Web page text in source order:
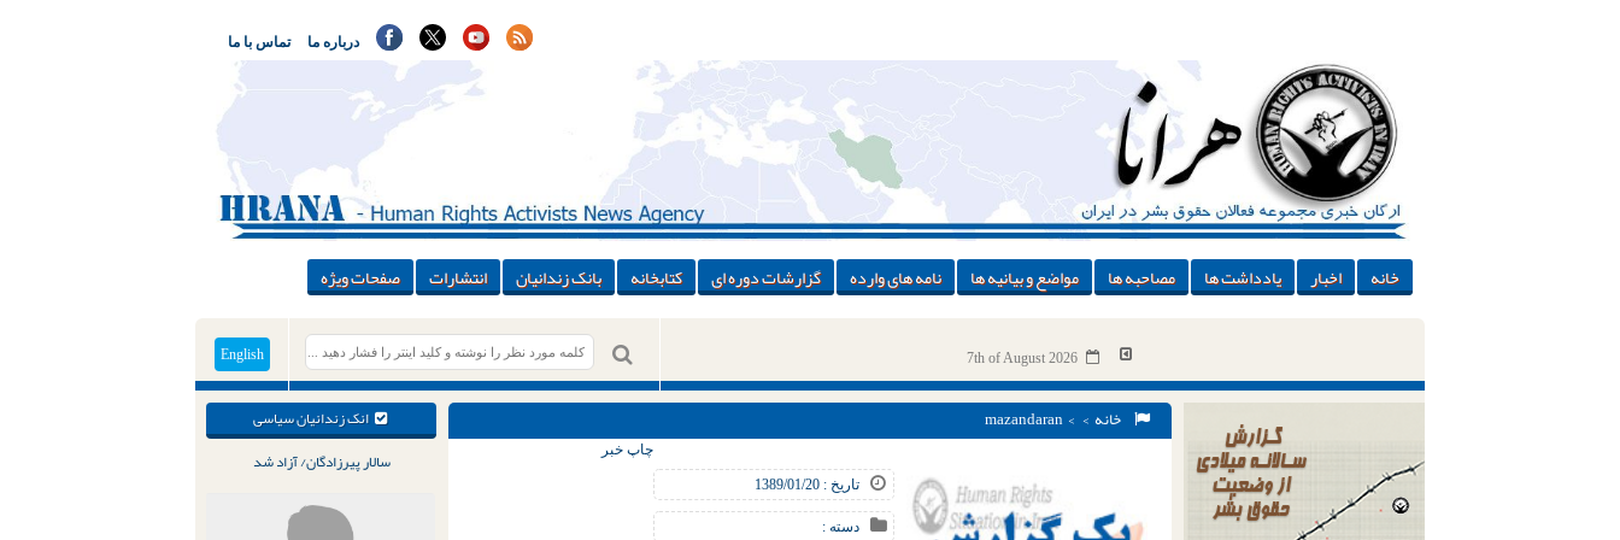
تماس با ما درباره ما
خانه اخبار یادداشت ها مصاحبه ها مواضع و بیانیه ها نامه های وارده گزارشات دوره ای کتابخانه بانک زندانیان انتشارات صفحات ویژه
English 7th of August 2026
انک زندانیان سیاسی
سالار پیرزادگان/ آزاد شد
خانه > > mazandaran
تاریخ : 1389/01/20
دسته :
چاپ خبر